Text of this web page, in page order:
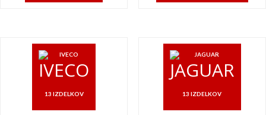
IVECO
13 IZDELKOV
JAGUAR
13 IZDELKOV